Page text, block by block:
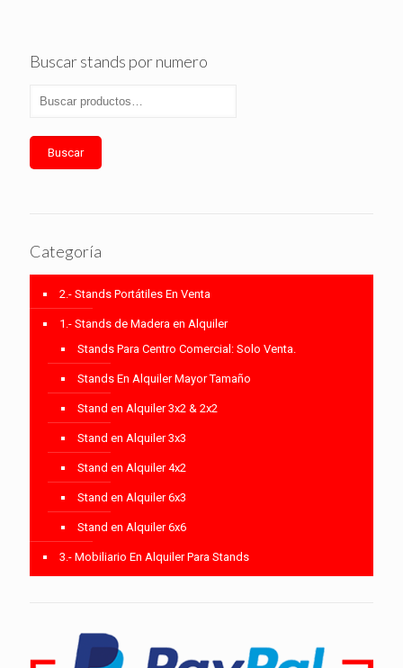
Buscar stands por numero
Buscar
Categoría
2.- Stands Portátiles En Venta
1.- Stands de Madera en Alquiler
Stands Para Centro Comercial: Solo Venta.
Stands En Alquiler Mayor Tamaño
Stand en Alquiler 3x2 & 2x2
Stand en Alquiler 3x3
Stand en Alquiler 4x2
Stand en Alquiler 6x3
Stand en Alquiler 6x6
3.- Mobiliario En Alquiler Para Stands